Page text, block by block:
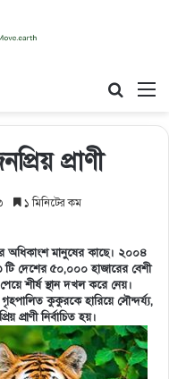
প্রাণী
১ মিনিটের কম
অধিকাংশ মানুষের কাছে। ২০০৪
দেশের ৫০,০০০ হাজারের বেশী
শীর্ষ স্থান দখল করে নেয়।
কুকুরকে হারিয়ে সৌন্দর্য্য,
প্রাণী নির্বাচিত হয়।